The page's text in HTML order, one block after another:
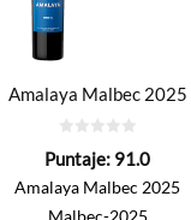
Amalaya Malbec 2025
de
Puntaje: 91.0
Amalaya Malbec 2025